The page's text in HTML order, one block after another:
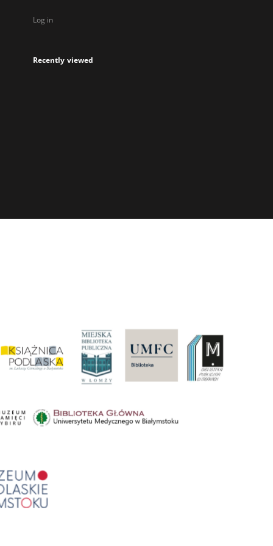
Log in
Recently viewed